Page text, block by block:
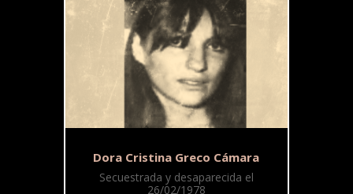
Dora Cristina Greco Cámara
Secuestrada y desaparecida el
26/02/1978